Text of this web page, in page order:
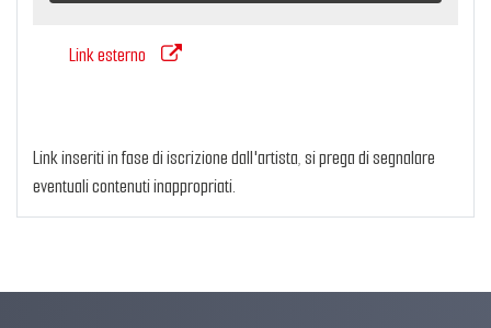
Link esterno
Link inseriti in fase di iscrizione dall'artista, si prega di segnalare
eventuali contenuti inappropriati.